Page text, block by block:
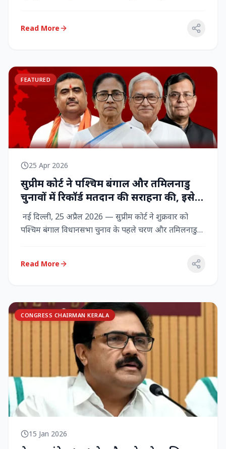
Read More
FEATURED
25 Apr 2026
सुप्रीम कोर्ट ने पश्चिम बंगाल और तमिलनाडु
चुनावों में रिकॉर्ड मतदान की सराहना की, इसे
नागरिक शक्ति का प्रदर्शन बताया
नई दिल्ली, 25 अप्रैल 2026 — सुप्रीम कोर्ट ने शुक्रवार को
पश्चिम बंगाल विधानसभा चुनाव के पहले चरण और तमिलनाडु
Read More
CONGRESS CHAIRMAN KERALA
15 Jan 2026